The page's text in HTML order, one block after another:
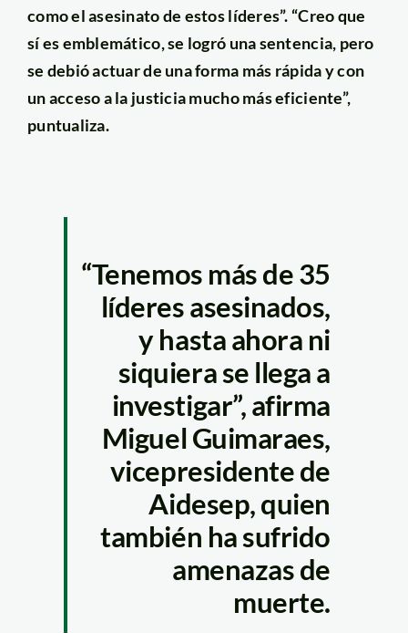
como el asesinato de estos líderes”. “Creo que
sí es emblemático, se logró una sentencia, pero
se debió actuar de una forma más rápida y con
un acceso a la justicia mucho más eficiente”,
puntualiza.
“Tenemos más de 35
líderes asesinados,
y hasta ahora ni
siquiera se llega a
investigar”, afirma
Miguel Guimaraes,
vicepresidente de
Aidesep, quien
también ha sufrido
amenazas de
muerte.